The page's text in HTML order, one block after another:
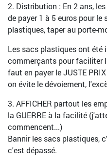
2. Distribution : En 2 ans,
de payer 1 à 5 euros pour
plastiques, taper au porte-
Les sacs plastiques ont été
commerçants pour faciliter
faut en payer le JUSTE
on évite le dévoiement,
3. AFFICHER partout les
la GUERRE à la facilité
commencent...)
Bannir les sacs plastiques,
c'est dépassé.